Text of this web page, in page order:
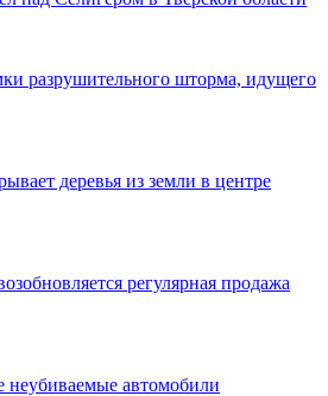
разрушительного шторма, идущего
деревья из земли в центре
регулярная продажа
неубиваемые автомобили